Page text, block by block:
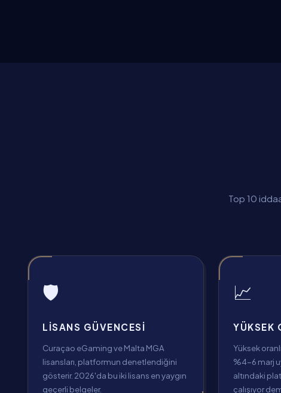
Top 10
🛡️
LISANS GÜVENCESI
Curaçao eGaming ve Malta MGA
lisansları, platformun denetlendiğini
gösterir. 2026'da bu iki lisans en yaygın
geçerli belgeler.
📈
YÜKSEK
Yüksek
%4-6 marj
altındaki
çalışıyor